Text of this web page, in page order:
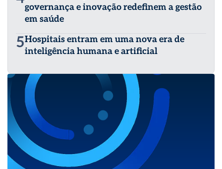
governança e inovação redefinem a gestão
em saúde
5Hospitais entram em uma nova era de
inteligência humana e artificial